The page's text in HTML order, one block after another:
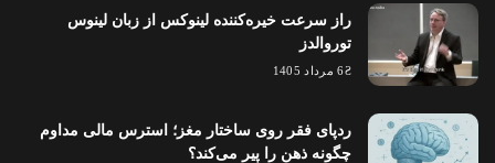
راز سرعت خیره‌کننده لینوکس از زبان لینوس
توروالدز
6 مرداد 1405
ردپای فقر روی ساختار مغز؛ استرس مالی مداوم
چگونه ذهن را پیر می‌کند؟